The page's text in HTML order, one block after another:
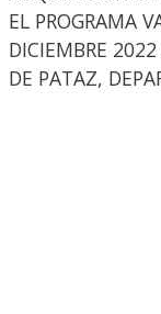
EL PROGRAMA
DICIEMBRE
DE PATAZ,